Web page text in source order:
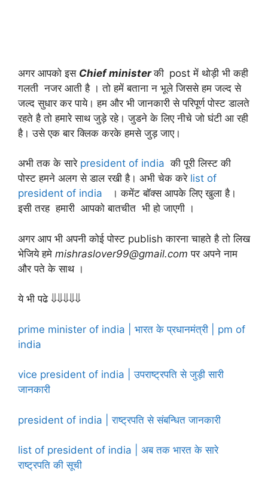
अगर आपको इस Chief ministerकी post में थोड़ी भी कही
गलती नजर आती है । तो हमें बताना न भूले जिससे हम जल्द से
जल्द सुधार कर पाये। हम और भी जानकारी से परिपूर्ण पोस्ट डालते
रहते है तो हमारे साथ जुड़े रहे। जुडने के लिए नीचे जो घंटी आ रही
है। उसे एक बार क्लिक करके हमसे जुड़ जाए।
अभी तक के सारे president of india की पूरी लिस्ट की
पोस्ट हमने अलग से डाल रखी है। अभी चेक करे list of
president of india
। कमेंट बॉक्स आपके लिए खुला है।
इसी तरह हमारी आपको बातचीत भी हो जाएगी ।
अगर आप भी अपनी कोई पोस्ट publish कारना चाहते है तो लिख
भेजिये हमे mishraslover99@gmail.com पर अपने नाम
और पते के साथ ।
ये भी पढे ⇓⇓⇓⇓⇓
prime minister of india | भारत के प्रधानमंत्री | pm of
india
vice president of india | उपराष्ट्रपति से जुड़ी सारी
जानकारी
president of india | राष्ट्रपति से संबन्धित जानकारी
list of president of india | अब तक भारत के सारे
राष्ट्रपति की सूची